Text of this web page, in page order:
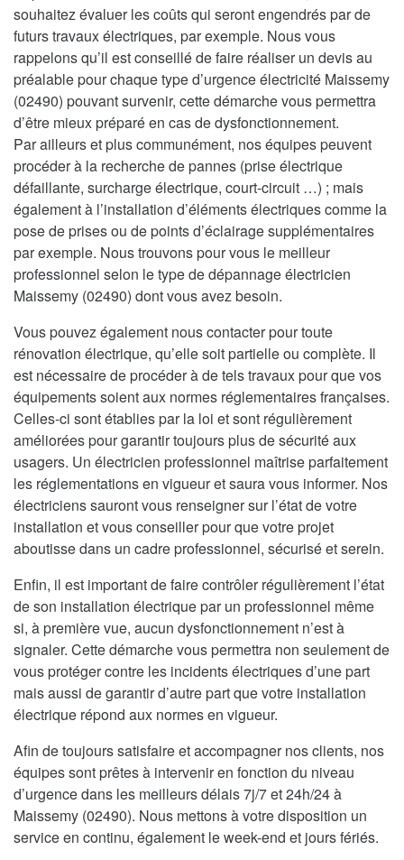
souhaitez évaluer les coûts qui seront engendrés par de
futurs travaux électriques, par exemple. Nous vous
rappelons qu’il est conseillé de faire réaliser un devis au
préalable pour chaque type d’urgence électricité Maissemy
(02490) pouvant survenir, cette démarche vous permettra
d’être mieux préparé en cas de dysfonctionnement.
Par ailleurs et plus communément, nos équipes peuvent
procéder à la recherche de pannes (prise électrique
défaillante, surcharge électrique, court-circuit …) ; mais
également à l’installation d’éléments électriques comme la
pose de prises ou de points d’éclairage supplémentaires
par exemple. Nous trouvons pour vous le meilleur
professionnel selon le type de dépannage électricien
Maissemy (02490) dont vous avez besoin.
Vous pouvez également nous contacter pour toute
rénovation électrique, qu’elle soit partielle ou complète. Il
est nécessaire de procéder à de tels travaux pour que vos
équipements soient aux normes réglementaires françaises.
Celles-ci sont établies par la loi et sont régulièrement
améliorées pour garantir toujours plus de sécurité aux
usagers. Un électricien professionnel maîtrise parfaitement
les réglementations en vigueur et saura vous informer. Nos
électriciens sauront vous renseigner sur l’état de votre
installation et vous conseiller pour que votre projet
aboutisse dans un cadre professionnel, sécurisé et serein.
Enfin, il est important de faire contrôler régulièrement l’état
de son installation électrique par un professionnel même
si, à première vue, aucun dysfonctionnement n’est à
signaler. Cette démarche vous permettra non seulement de
vous protéger contre les incidents électriques d’une part
mais aussi de garantir d’autre part que votre installation
électrique répond aux normes en vigueur.
Afin de toujours satisfaire et accompagner nos clients, nos
équipes sont prêtes à intervenir en fonction du niveau
d’urgence dans les meilleurs délais 7j/7 et 24h/24 à
Maissemy (02490). Nous mettons à votre disposition un
service en continu, également le week-end et jours fériés.